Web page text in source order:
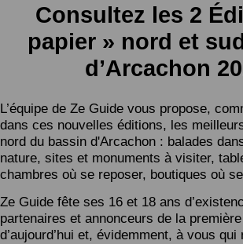
Consultez les 2
papier » nord et
d’Arcachon
L’équipe de Ze Guide vous propose,
dans ces nouvelles éditions, les
nord du bassin d'Arcachon : balades
nature, sites et monuments à visiter,
chambres où se reposer, boutiques où
Ze Guide fête ses 16 et 18 ans
partenaires et annonceurs de la
d’aujourd’hui et, évidemment, à vous qui